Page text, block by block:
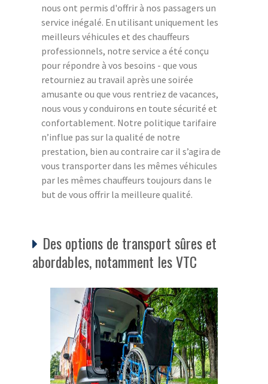
nous ont permis d'offrir à nos passagers un
service inégalé. En utilisant uniquement les
meilleurs véhicules et des chauffeurs
professionnels, notre service a été conçu
pour répondre à vos besoins - que vous
retourniez au travail après une soirée
amusante ou que vous rentriez de vacances,
nous vous y conduirons en toute sécurité et
confortablement. Notre politique tarifaire
n’influe pas sur la qualité de notre
prestation, bien au contraire car il s’agira de
vous transporter dans les mêmes véhicules
par les mêmes chauffeurs toujours dans le
but de vous offrir la meilleure qualité.
Des options de transport sûres et
abordables, notamment les VTC